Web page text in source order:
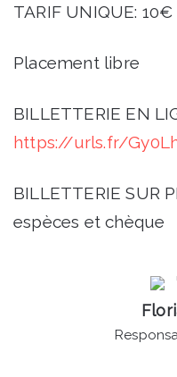
TARIF UNIQUE: 10€
Placement libre
BILLETTERIE EN
https://urls.fr/
BILLETTERIE SUR
espèces et chèque